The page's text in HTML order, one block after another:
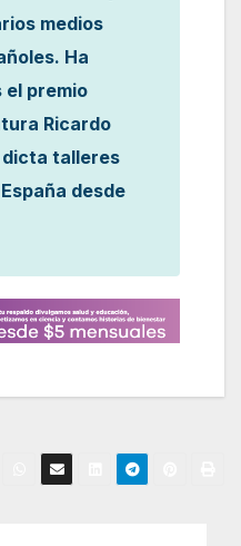
medios
Ha
el premio
Ricardo
dicta talleres
desde